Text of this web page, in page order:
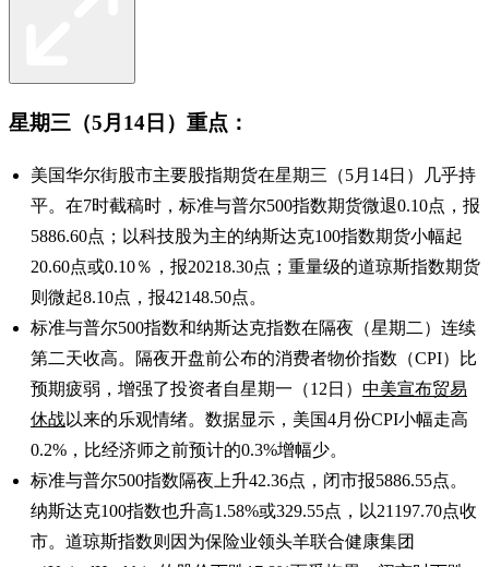
星期三（5月14日）重点：
美国华尔街股市主要股指期货在星期三（5月14日）几乎持
平。在7时截稿时，标准与普尔500指数期货微退0.10点，报
5886.60点；以科技股为主的纳斯达克100指数期货小幅起
20.60点或0.10％，报20218.30点；重量级的道琼斯指数期货
则微起8.10点，报42148.50点。
标准与普尔500指数和纳斯达克指数在隔夜（星期二）连续
第二天收高。隔夜开盘前公布的消费者物价指数（CPI）比
预期疲弱，增强了投资者自星期一（12日） 中美宣布贸易
休战以来的乐观情绪。数据显示，美国4月份CPI小幅走高
0.2%，比经济师之前预计的0.3%增幅少。
标准与普尔500指数隔夜上升42.36点，闭市报5886.55点。
纳斯达克100指数也升高1.58%或329.55点，以21197.70点收
市。道琼斯指数则因为保险业领头羊联合健康集团